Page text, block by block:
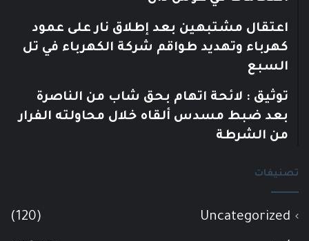
اعتقال مشتبهين بعد إطلاق نار على عمود
كهرباء وتهديد طواقم شركة الكهرباء في تل
السبع
توثيق : لائحة اتهام بحق شاب من الناصرة
بعد ضبط مسدس ألقاه خلال محاولته الفرار
من الشرطة
تصنيفات
Uncategorized
(120)